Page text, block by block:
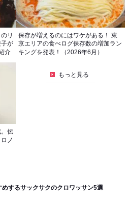
リ
が
介
保存が増えるのにはワケがある！ 東
京エリアの食べログ保存数の増加ラン
キングを発表！（2026年6月）
伝
ノ
もっと見る
するサックサクのクロワッサン5選